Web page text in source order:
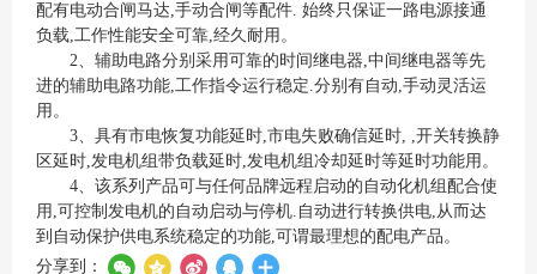
配有电动合闸马达,手动合闸等配件. 始终只保证一路电源接通
负载,工作性能安全可靠,经久耐用。
2、辅助电路分别采用可靠的时间继电器,中间继电器等先
进的辅助电路功能,工作指令运行稳定.分别有自动,手动灵活运
用。
3、具有市电恢复功能延时,市电失败确信延时, ,开关转换静
区延时,发电机组带负载延时,发电机组冷却延时等延时功能用。
4、该系列产品可与任何品牌远程启动的自动化机组配合使
用,可控制发电机的自动启动与停机.自动进行转换供电,从而达
到自动保护供电系统稳定的功能,可谓最理想的配电产品。
分享到：